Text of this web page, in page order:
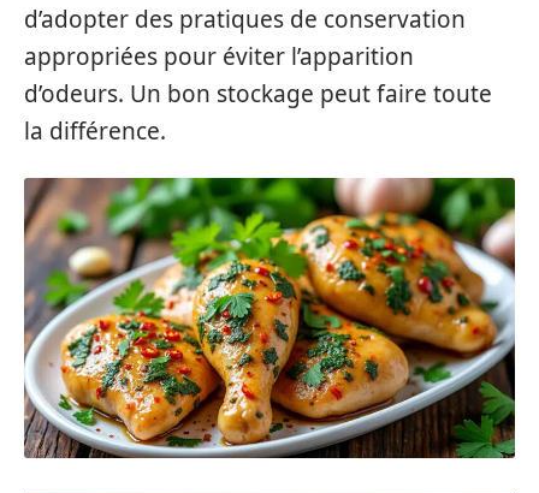
d’adopter des pratiques de conservation
appropriées pour éviter l’apparition
d’odeurs. Un bon stockage peut faire toute
la différence.